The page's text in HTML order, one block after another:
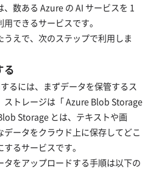
数ある Azure の AI サービスを 1
できるサービスです。
えで、次のステップで利用しま
る
るには、まずデータを保管するス
ストレージは「 Azure Blob Storage
Storage とは、テキストや画
ータをクラウド上に保存してどこ
るサービスです。
タをアップロードする手順は以下の